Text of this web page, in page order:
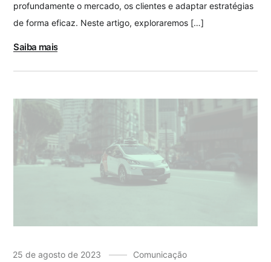
profundamente o mercado, os clientes e adaptar estratégias
de forma eficaz. Neste artigo, exploraremos […]
Saiba mais
25 de agosto de 2023 Comunicação